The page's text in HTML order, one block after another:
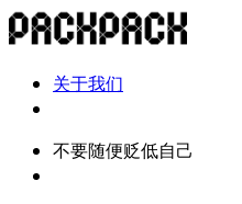
关于我们
不要随便贬低自己